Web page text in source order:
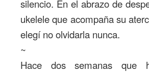
silencio. En el abrazo de
ukelele que acompaña su
elegí no olvidarla nunca.
~
Hace dos semanas que